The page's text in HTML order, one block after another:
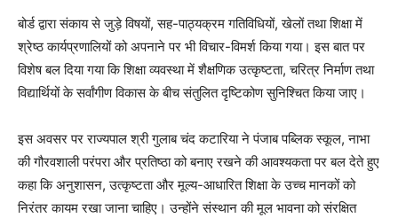
बोर्ड द्वारा संकाय से जुड़े विषयों, सह-पाठ्यक्रम गतिविधियों, खेलों तथा शिक्षा में
श्रेष्ठ कार्यप्रणालियों को अपनाने पर भी विचार-विमर्श किया गया। इस बात पर
विशेष बल दिया गया कि शिक्षा व्यवस्था में शैक्षणिक उत्कृष्टता, चरित्र निर्माण तथा
विद्यार्थियों के सर्वांगीण विकास के बीच संतुलित दृष्टिकोण सुनिश्चित किया जाए।
इस अवसर पर राज्यपाल श्री गुलाब चंद कटारिया ने पंजाब पब्लिक स्कूल, नाभा
की गौरवशाली परंपरा और प्रतिष्ठा को बनाए रखने की आवश्यकता पर बल देते हुए
कहा कि अनुशासन, उत्कृष्टता और मूल्य-आधारित शिक्षा के उच्च मानकों को
निरंतर कायम रखा जाना चाहिए। उन्होंने संस्थान की मूल भावना को संरक्षित